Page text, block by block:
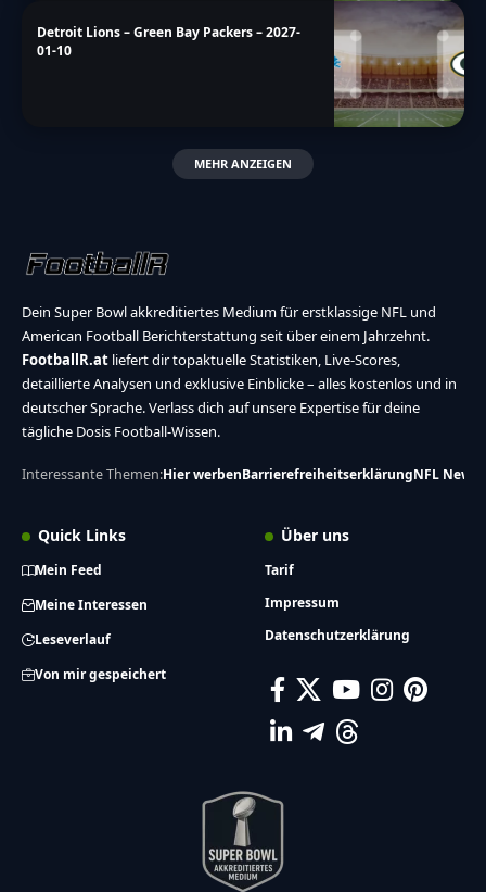
Detroit Lions – Green Bay Packers – 2027-
01-10
MEHR ANZEIGEN
Dein Super Bowl akkreditiertes Medium für erstklassige NFL und
American Football Berichterstattung seit über einem Jahrzehnt.
FootballR.at liefert dir topaktuelle Statistiken, Live-Scores,
detaillierte Analysen und exklusive Einblicke – alles kostenlos und in
deutscher Sprache. Verlass dich auf unsere Expertise für deine
tägliche Dosis Football-Wissen.
Interessante Themen:Hier werbenBarrierefreiheitserklärungNFL News
Quick Links
Mein Feed
Meine Interessen
Leseverlauf
Von mir gespeichert
Über uns
Tarif
Impressum
Datenschutzerklärung